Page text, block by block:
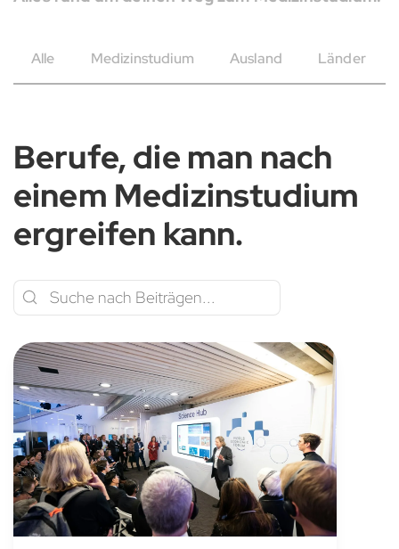
Alle Medizinstudium Ausland Länder
Berufe, die man nach
einem Medizinstudium
ergreifen kann.